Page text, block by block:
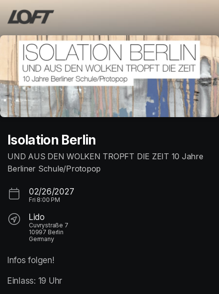
Isolation Berlin
UND AUS DEN WOLKEN TROPFT DIE ZEIT 10 Jahre
Berliner Schule/Protopop
02/26/2027
Fri 8:00 PM
Lido
Cuvrystraße 7
10997 Berlin
Germany
Infos folgen!
Einlass: 19 Uhr